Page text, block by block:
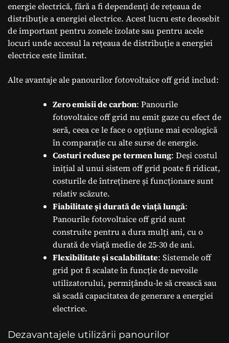
energie electrică, fără a fi dependenți de rețeaua de
distribuție a energiei electrice. Acest lucru este deosebit
de important pentru zonele izolate sau pentru acele
locuri unde accesul la rețeaua de distribuție a energiei
electrice este limitat.
Alte avantaje ale panourilor fotovoltaice off grid includ:
Zero emisii de carbon: Panourile
fotovoltaice off grid nu emit gaze cu efect de
seră, ceea ce le face o opțiune mai ecologică
în comparație cu alte surse de energie.
Costuri reduse pe termen lung: Deși costul
inițial al unui sistem off grid poate fi ridicat,
costurile de întreținere și funcționare sunt
relativ scăzute.
Fiabilitate și durată de viață lungă:
Panourile fotovoltaice off grid sunt
construite pentru a dura mulți ani, cu o
durată de viață medie de 25-30 de ani.
Flexibilitate și scalabilitate: Sistemele off
grid pot fi scalate în funcție de nevoile
utilizatorului, permițându-le să crească sau
să scadă capacitatea de generare a energiei
electrice.
Dezavantajele utilizării panourilor